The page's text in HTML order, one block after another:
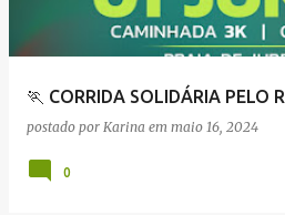
🏃 CORRIDA SOLIDÁRIA PELO
postado por Karina em maio 16, 2024
0